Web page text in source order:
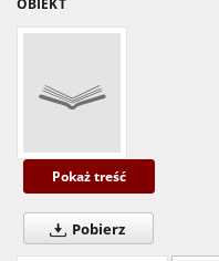
OBIEKT
Pokaż treść
Pobierz